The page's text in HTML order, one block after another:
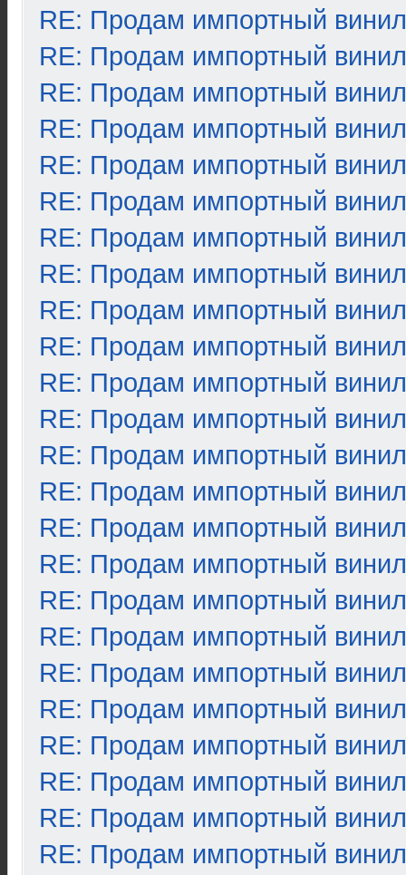
RE: Продам импортный винил
RE: Продам импортный винил
RE: Продам импортный винил
RE: Продам импортный винил
RE: Продам импортный винил
RE: Продам импортный винил
RE: Продам импортный винил
RE: Продам импортный винил
RE: Продам импортный винил
RE: Продам импортный винил
RE: Продам импортный винил
RE: Продам импортный винил
RE: Продам импортный винил
RE: Продам импортный винил
RE: Продам импортный винил
RE: Продам импортный винил
RE: Продам импортный винил
RE: Продам импортный винил
RE: Продам импортный винил
RE: Продам импортный винил
RE: Продам импортный винил
RE: Продам импортный винил
RE: Продам импортный винил
RE: Продам импортный винил